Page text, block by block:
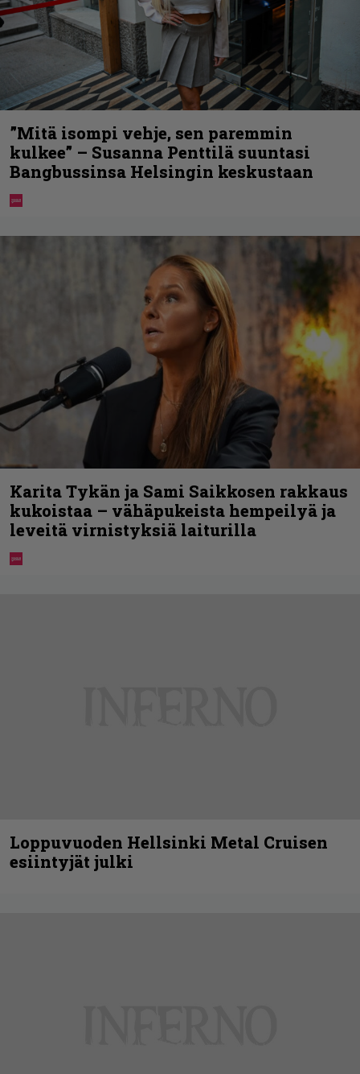
”Mitä isompi vehje, sen paremmin
kulkee” – Susanna Penttilä suuntasi
Bangbussinsa Helsingin keskustaan
Karita Tykän ja Sami Saikkosen rakkaus
kukoistaa – vähäpukeista hempeilyä ja
leveitä virnistyksiä laiturilla
Loppuvuoden Hellsinki Metal Cruisen
esiintyjät julki